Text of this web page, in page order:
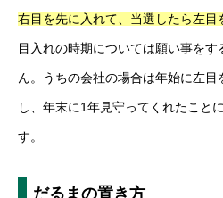
右目を先に入れて、当選したら左目
目入れの時期については願い事を
ん。うちの会社の場合は年始に左
し、年末に1年見守ってくれたこと
す。
だるまの置き方